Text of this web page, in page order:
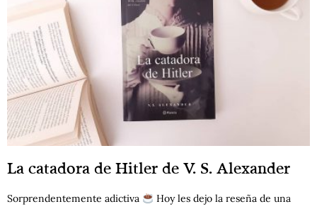
La catadora de Hitler de V. S. Alexander
Sorprendentemente adictiva
Hoy les dejo la reseña de una